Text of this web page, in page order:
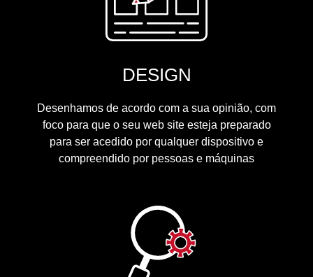
DESIGN
Desenhamos de acordo com a sua opinião, com
foco para que o seu web site esteja preparado
para ser acedido por qualquer dispositivo e
compreendido por pessoas e máquinas